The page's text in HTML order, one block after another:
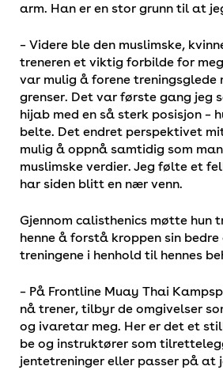
arm. Han er en stor grunn til at
– Videre ble den muslimske,
treneren et viktig forbilde for
var mulig å forene treningsglede
grenser. Det var første gang jeg
hijab med en så sterk posisjon –
belte. Det endret perspektivet
mulig å oppnå samtidig som
muslimske verdier. Jeg følte et
har siden blitt en nær venn.
Gjennom calisthenics møtte hun
henne å forstå kroppen sin
treningene i henhold til hennes
– På Frontline Muay Thai
nå trener, tilbyr de omgivelser
og ivaretar meg. Her er det et
be og instruktører som
jentetreninger eller passer på at